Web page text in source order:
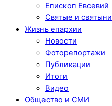
Епископ Евсевий
Святые и святыни
Жизнь епархии
Новости
Фоторепортажи
Публикации
Итоги
Видео
Общество и СМИ